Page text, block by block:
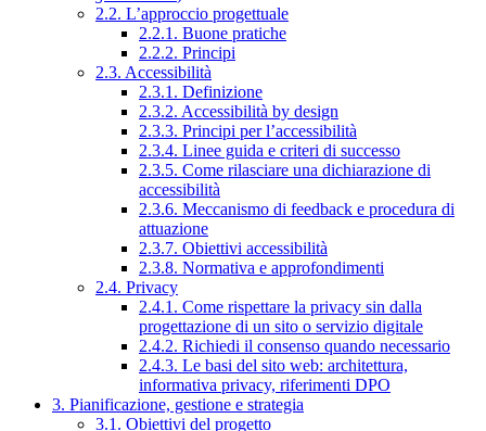
2.2. L’approccio progettuale
2.2.1. Buone pratiche
2.2.2. Principi
2.3. Accessibilità
2.3.1. Definizione
2.3.2. Accessibilità by design
2.3.3. Principi per l’accessibilità
2.3.4. Linee guida e criteri di successo
2.3.5. Come rilasciare una dichiarazione di
accessibilità
2.3.6. Meccanismo di feedback e procedura di
attuazione
2.3.7. Obiettivi accessibilità
2.3.8. Normativa e approfondimenti
2.4. Privacy
2.4.1. Come rispettare la privacy sin dalla
progettazione di un sito o servizio digitale
2.4.2. Richiedi il consenso quando necessario
2.4.3. Le basi del sito web: architettura,
informativa privacy, riferimenti DPO
3. Pianificazione, gestione e strategia
3.1. Obiettivi del progetto